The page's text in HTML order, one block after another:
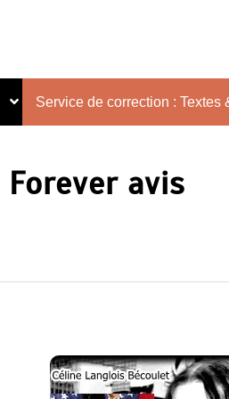
Service de correction : Textes
Forever avis